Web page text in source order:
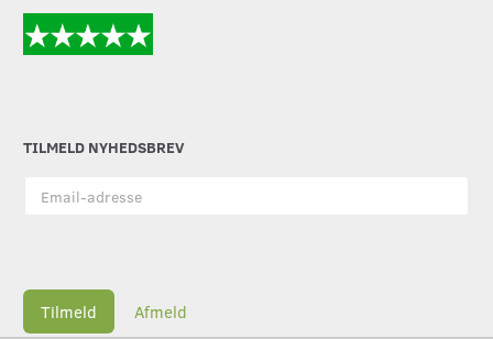
TILMELD NYHEDSBREV
adresse
Tilmeld Afmeld